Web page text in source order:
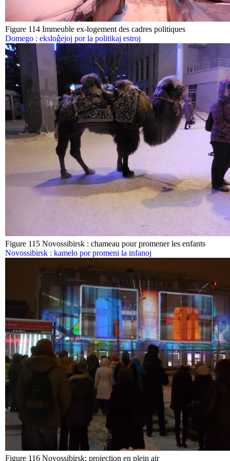
Figure 114 Immeuble ex-logement des cadres politiques
Domego : eksloĝejoj por la politikaj estroj
Figure 115 Novossibirsk : chameau pour promener les enfants
Novossibirsk : kamelo por promeni la infanoj
Figure 116 Novossibirsk: projection en plein air